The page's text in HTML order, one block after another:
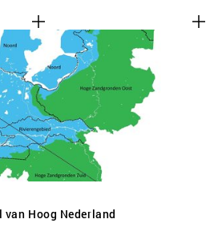
Hoog Nederland